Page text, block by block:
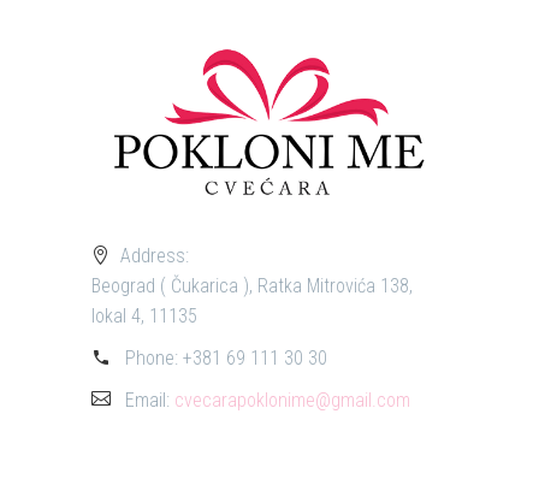
Address:
Beograd ( Čukarica ), Ratka Mitrovića 138,
lokal 4, 11135
Phone: +381 69 111 30 30
Email: cvecarapoklonime@gmail.com